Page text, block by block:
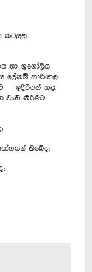
කටයුතු
හා භූගෝලීය
ලේකම් කාර්යාල
ඉදිරිපත් කළ
වැඩි කිරීමට
තිබේද;